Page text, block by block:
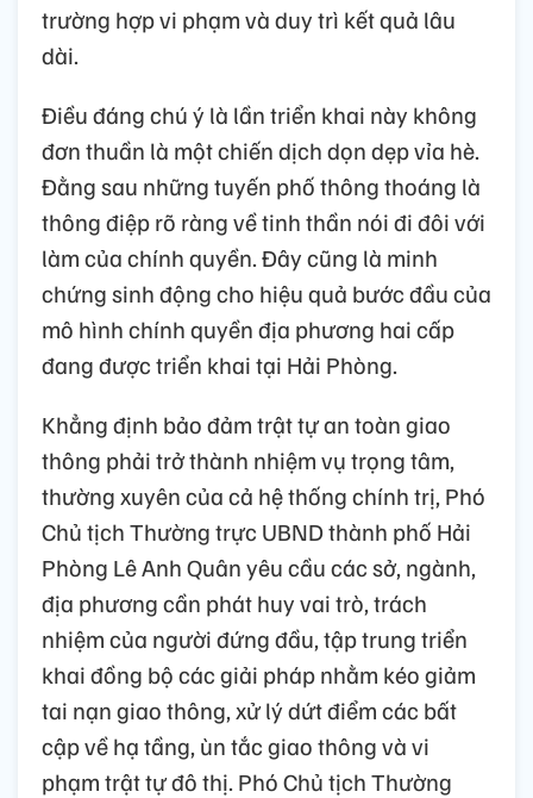
trường hợp vi phạm và duy trì kết quả lâu
dài.
Điều đáng chú ý là lần triển khai này không
đơn thuần là một chiến dịch dọn dẹp vỉa hè.
Đằng sau những tuyến phố thông thoáng là
thông điệp rõ ràng về tinh thần nói đi đôi với
làm của chính quyền. Đây cũng là minh
chứng sinh động cho hiệu quả bước đầu của
mô hình chính quyền địa phương hai cấp
đang được triển khai tại Hải Phòng.
Khẳng định bảo đảm trật tự an toàn giao
thông phải trở thành nhiệm vụ trọng tâm,
thường xuyên của cả hệ thống chính trị, Phó
Chủ tịch Thường trực UBND thành phố Hải
Phòng Lê Anh Quân yêu cầu các sở, ngành,
địa phương cần phát huy vai trò, trách
nhiệm của người đứng đầu, tập trung triển
khai đồng bộ các giải pháp nhằm kéo giảm
tai nạn giao thông, xử lý dứt điểm các bất
cập về hạ tầng, ùn tắc giao thông và vi
phạm trật tự đô thị. Phó Chủ tịch Thường